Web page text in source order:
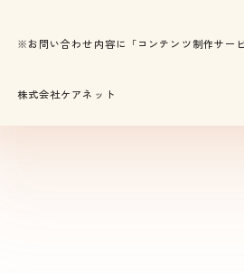
※お問い合わせ内容に「コンテンツ制作サー
株式会社ケアネット